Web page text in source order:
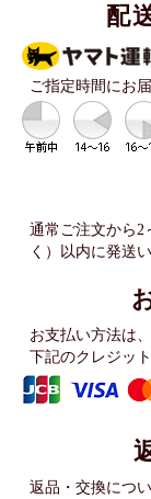
配
ご指定時間にお
通常ご注文から2
く）以内に発送
お支払い方法は
下記のクレジッ
返品・交換につ